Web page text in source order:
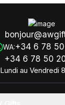
WA:+34 6 78
+34 6 78 50
Lundi au Vendredi